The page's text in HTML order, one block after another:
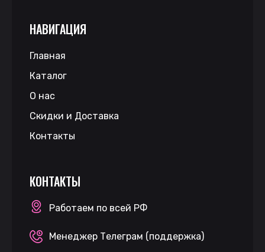
НАВИГАЦИЯ
Главная
Каталог
О нас
Скидки и Доставка
Контакты
КОНТАКТЫ
Работаем по всей РФ
Менеджер Телеграм (поддержка)